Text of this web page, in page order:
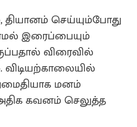
செய்யும்போது
இரைப்பையும்
விரைவில்
விடியற்காலையில்
மனம்
கவனம் செலுத்த